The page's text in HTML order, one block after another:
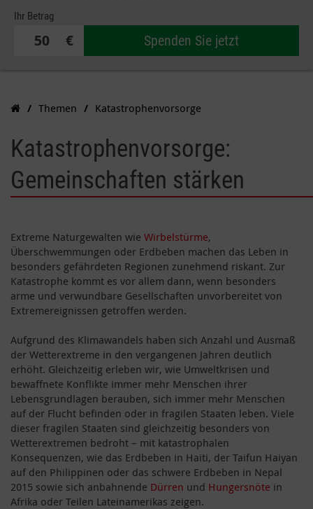
Ihr Betrag
€ Spenden Sie jetzt
Themen Katastrophenvorsorge
Katastrophenvorsorge:
Gemeinschaften stärken
Extreme Naturgewalten wie Wirbelstürme,
Überschwemmungen oder Erdbeben machen das Leben in
besonders gefährdeten Regionen zunehmend riskant. Zur
Katastrophe kommt es vor allem dann, wenn besonders
arme und verwundbare Gesellschaften unvorbereitet von
Extremereignissen getroffen werden.
Aufgrund des Klimawandels haben sich Anzahl und Ausmaß
der Wetterextreme in den vergangenen Jahren deutlich
erhöht. Gleichzeitig erleben wir, wie Umweltkrisen und
bewaffnete Konflikte immer mehr Menschen ihrer
Lebensgrundlagen berauben, sich immer mehr Menschen
auf der Flucht befinden oder in fragilen Staaten leben. Viele
dieser fragilen Staaten sind gleichzeitig besonders von
Wetterextremen bedroht – mit katastrophalen
Konsequenzen, wie das Erdbeben in Haiti, der Taifun Haiyan
auf den Philippinen oder das schwere Erdbeben in Nepal
2015 sowie sich anbahnende Dürren und Hungersnöte in
Afrika oder Teilen Lateinamerikas zeigen.